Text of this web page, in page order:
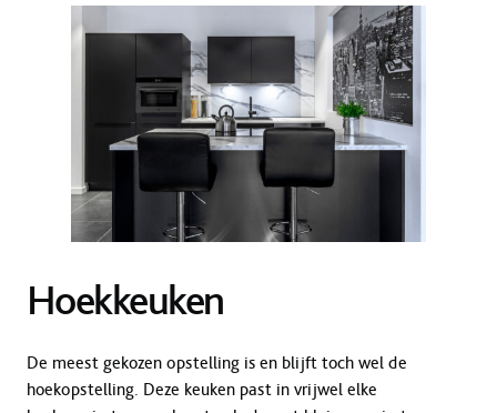
Hoekkeuken
De meest gekozen opstelling is en blijft toch wel de
hoekopstelling. Deze keuken past in vrijwel elke